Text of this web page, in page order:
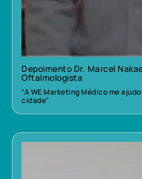
Depoimento Dr. Marcel
Oftalmologista
“A WE Marketing Médico me
cidade”